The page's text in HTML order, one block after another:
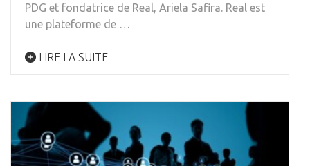
PDG et fondatrice de Real, Ariela Safira. Real est
une plateforme de …
LIRE LA SUITE